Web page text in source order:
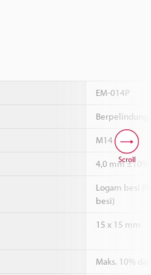
EM-014P
Berpelindung
M14
4,0 mm ±10%
Logam besi
besi)
15 x 15 mm
Maks. 10%
Scroll